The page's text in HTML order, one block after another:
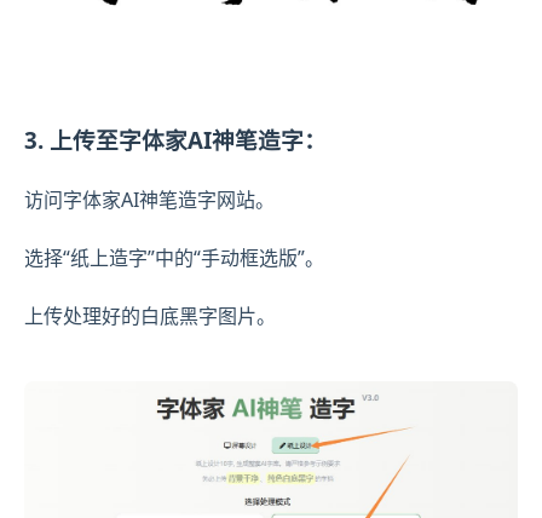
3. 上传至字体家AI神笔造字：
访问字体家AI神笔造字网站。
选择“纸上造字”中的“手动框选版”。
上传处理好的白底黑字图片。